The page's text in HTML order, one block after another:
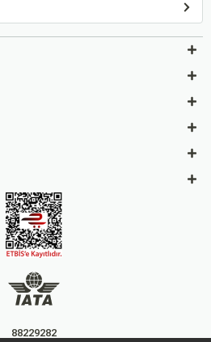
88229282